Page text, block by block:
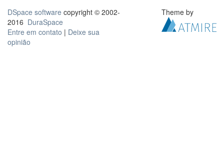
DSpace software copyright © 2002-
2016 DuraSpace
Entre em contato | Deixe sua
opinião
Theme by